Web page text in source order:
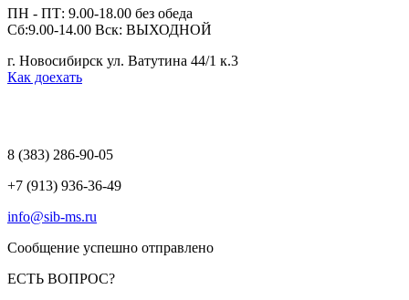
ПН - ПТ: 9.00-18.00 без обеда
Сб:9.00-14.00 Вск: ВЫХОДНОЙ
г. Новосибирск ул. Ватутина 44/1 к.3
Как доехать
8 (383) 286-90-05
+7 (913) 936-36-49
info@sib-ms.ru
Сообщение успешно отправлено
ЕСТЬ ВОПРОС?